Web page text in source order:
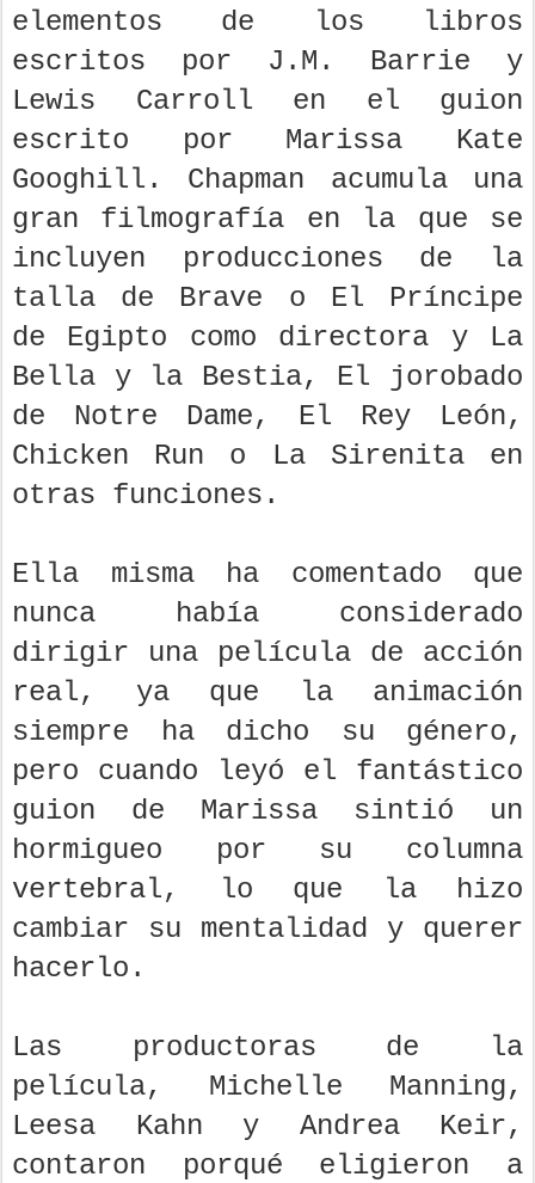
elementos de los libros
escritos por J.M. Barrie y
Lewis Carroll en el guion
escrito por Marissa Kate
Googhill. Chapman acumula una
gran filmografía en la que se
incluyen producciones de la
talla de Brave o El Príncipe
de Egipto como directora y La
Bella y la Bestia, El jorobado
de Notre Dame, El Rey León,
Chicken Run o La Sirenita en
otras funciones.
Ella misma ha comentado que
nunca había considerado
dirigir una película de acción
real, ya que la animación
siempre ha dicho su género,
pero cuando leyó el fantástico
guion de Marissa sintió un
hormigueo por su columna
vertebral, lo que la hizo
cambiar su mentalidad y querer
hacerlo.
Las productoras de la
película, Michelle Manning,
Leesa Kahn y Andrea Keir,
contaron porqué eligieron a